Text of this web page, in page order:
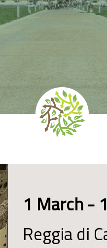
1 March -
Reggia di